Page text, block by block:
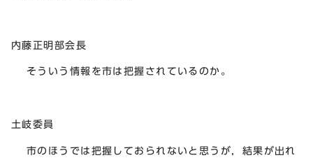
内藤正明部会長
そういう情報を市は把握されているのか。
土岐委員
市のほうでは把握しておられないと思うが，結果が出れ